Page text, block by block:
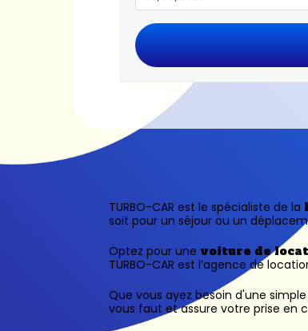
TURBO-CAR est le spécialiste de la
soit pour un séjour ou un
Optez pour une voiture de
TURBO-CAR est l’agence de
Que vous ayez besoin d'une simple
vous faut et assure votre prise en